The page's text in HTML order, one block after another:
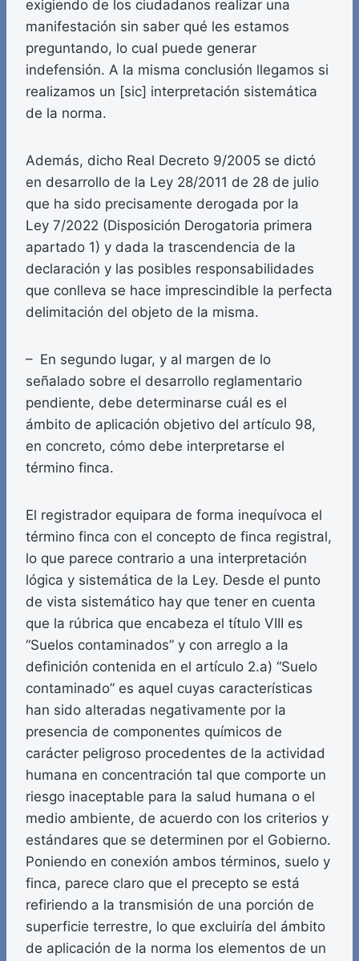
exigiendo de los ciudadanos realizar una
manifestación sin saber qué les estamos
preguntando, lo cual puede generar
indefensión. A la misma conclusión llegamos si
realizamos un [sic] interpretación sistemática
de la norma.
Además, dicho Real Decreto 9/2005 se dictó
en desarrollo de la Ley 28/2011 de 28 de julio
que ha sido precisamente derogada por la
Ley 7/2022 (Disposición Derogatoria primera
apartado 1) y dada la trascendencia de la
declaración y las posibles responsabilidades
que conlleva se hace imprescindible la perfecta
delimitación del objeto de la misma.
– En segundo lugar, y al margen de lo
señalado sobre el desarrollo reglamentario
pendiente, debe determinarse cuál es el
ámbito de aplicación objetivo del artículo 98,
en concreto, cómo debe interpretarse el
término finca.
El registrador equipara de forma inequívoca el
término finca con el concepto de finca registral,
lo que parece contrario a una interpretación
lógica y sistemática de la Ley. Desde el punto
de vista sistemático hay que tener en cuenta
que la rúbrica que encabeza el título VIII es
“Suelos contaminados” y con arreglo a la
definición contenida en el artículo 2.a) “Suelo
contaminado” es aquel cuyas características
han sido alteradas negativamente por la
presencia de componentes químicos de
carácter peligroso procedentes de la actividad
humana en concentración tal que comporte un
riesgo inaceptable para la salud humana o el
medio ambiente, de acuerdo con los criterios y
estándares que se determinen por el Gobierno.
Poniendo en conexión ambos términos, suelo y
finca, parece claro que el precepto se está
refiriendo a la transmisión de una porción de
superficie terrestre, lo que excluiría del ámbito
de aplicación de la norma los elementos de un